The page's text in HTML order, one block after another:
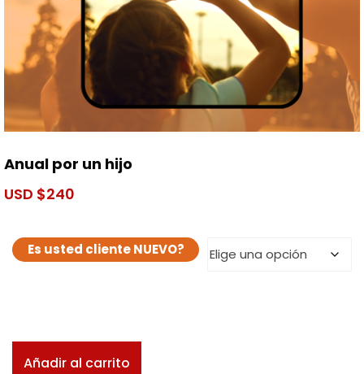
Anual por un hijo
$240
Es usted cliente NUEVO?
Añadir al carrito